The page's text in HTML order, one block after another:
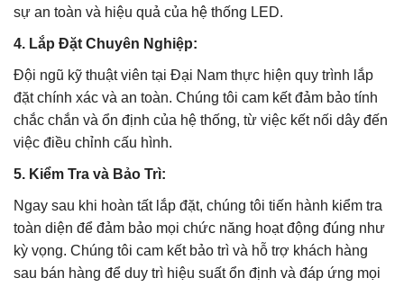
sự an toàn và hiệu quả của hệ thống LED.
4. Lắp Đặt Chuyên Nghiệp:
Đội ngũ kỹ thuật viên tại Đại Nam thực hiện quy trình lắp
đặt chính xác và an toàn. Chúng tôi cam kết đảm bảo tính
chắc chắn và ổn định của hệ thống, từ việc kết nối dây đến
việc điều chỉnh cấu hình.
5. Kiểm Tra và Bảo Trì:
Ngay sau khi hoàn tất lắp đặt, chúng tôi tiến hành kiểm tra
toàn diện để đảm bảo mọi chức năng hoạt động đúng như
kỳ vọng. Chúng tôi cam kết bảo trì và hỗ trợ khách hàng
sau bán hàng để duy trì hiệu suất ổn định và đáp ứng mọi